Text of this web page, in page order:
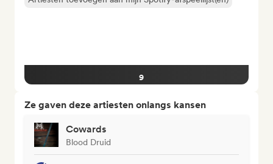
9
Ze gaven deze artiesten onlangs kansen
Cowards
Blood Druid